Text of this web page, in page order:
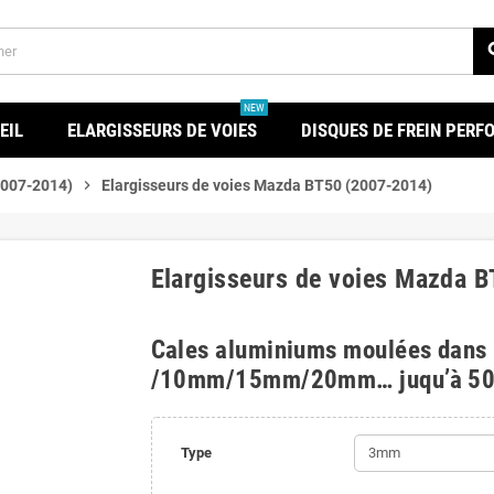
ELARGISSEURS DE VOIES
NEW
DISQUES DE FREIN
2014) chevron_right Elargisseurs de voies Mazda BT50 (2007-2014)
Elargisseurs de voies Mazda
Cales aluminiums moulées
/10mm/15mm/20mm… juqu’à
Type